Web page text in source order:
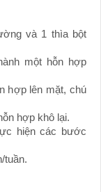
và 1 thìa bột
một hỗn hợp
hợp lên mặt, chú
hợp khô lại.
hiện các bước
tuần.